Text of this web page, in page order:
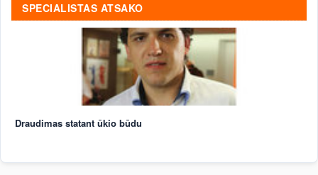
SPECIALISTAS ATSAKO
Draudimas statant ūkio būdu